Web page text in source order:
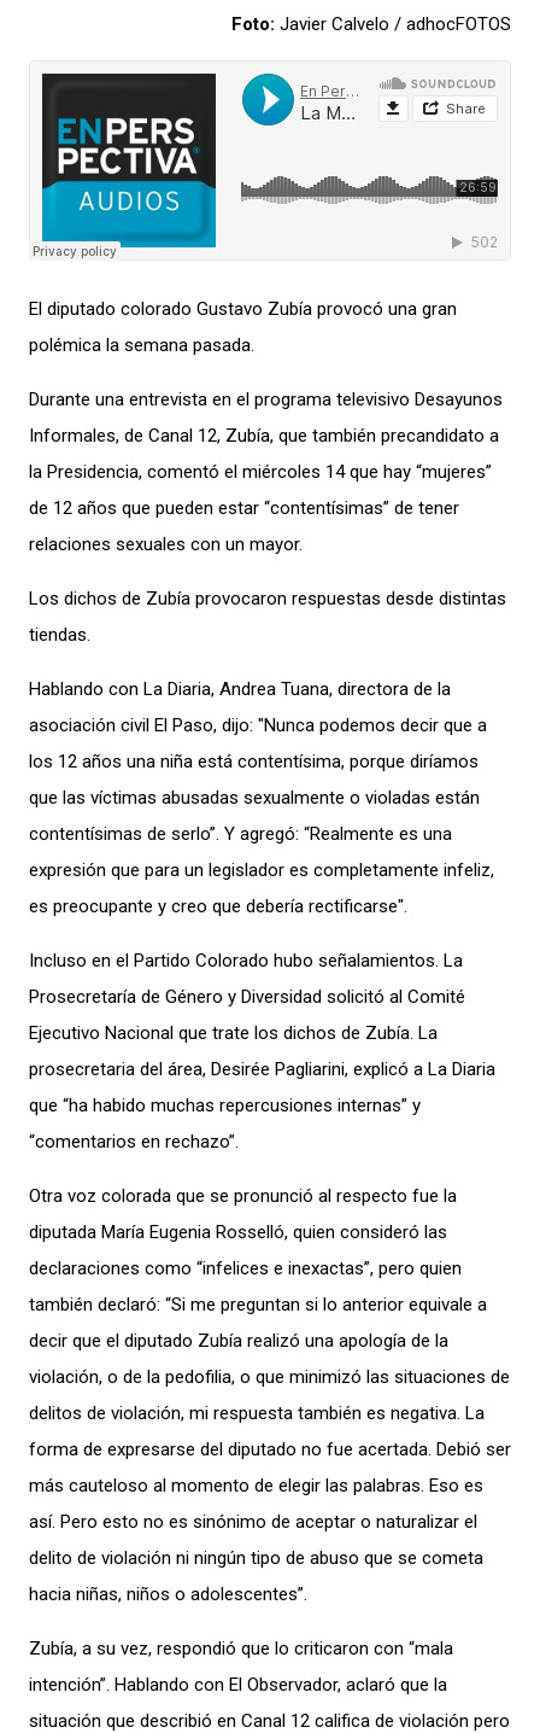
Foto: Javier Calvelo / adhocFOTOS
El diputado colorado Gustavo Zubía provocó una gran
polémica la semana pasada.
Durante una entrevista en el programa televisivo Desayunos
Informales, de Canal 12, Zubía, que también precandidato a
la Presidencia, comentó el miércoles 14que hay “mujeres”
de 12 años que pueden estar “contentísimas” de tener
relaciones sexuales con un mayor.
Los dichos de Zubía provocaron respuestas desde distintas
tiendas.
Hablando con La Diaria, Andrea Tuana, directora de la
asociación civil El Paso, dijo: "Nunca podemos decir que a
los 12 años una niña está contentísima, porque diríamos
que las víctimas abusadas sexualmente o violadas están
contentísimas de serlo”. Y agregó: “Realmente es una
expresión que para un legislador es completamente infeliz,
es preocupante y creo que debería rectificarse".
Incluso en el Partido Colorado hubo señalamientos. La
Prosecretaría de Género y Diversidad solicitó al Comité
Ejecutivo Nacional que trate los dichos de Zubía. La
prosecretaria del área, Desirée Pagliarini, explicó a La Diaria
que “ha habido muchas repercusiones internas” y
“comentarios en rechazo”.
Otra voz colorada que se pronunció al respecto fue la
diputada María Eugenia Rosselló, quien consideró las
declaraciones como “infelices e inexactas”, pero quien
también declaró: “Si me preguntan si lo anterior equivale a
decir que el diputado Zubía realizó una apología de la
violación, o de la pedofilia, o que minimizó las situaciones de
delitos de violación, mi respuesta también es negativa. La
forma de expresarse del diputado no fue acertada. Debió ser
más cauteloso al momento de elegir las palabras. Eso es
así. Pero esto no es sinónimo de aceptar o naturalizar el
delito de violación ni ningún tipo de abuso que se cometa
hacia niñas, niños o adolescentes”.
Zubía, a su vez, respondió que lo criticaron con “mala
intención”. Hablando con El Observador, aclaró que la
situación que describió en Canal 12 califica de violación pero